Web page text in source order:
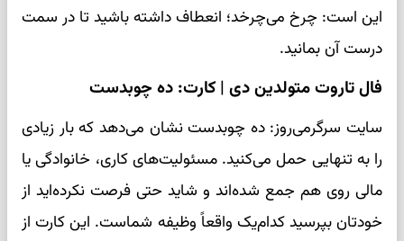
این است: چرخ می‌چرخد؛ انعطاف داشته باشید تا در سمت
درست آن بمانید.
فال تاروت متولدین دی | کارت: ده چوبدست
سایت سرگرمی‌روز: ده چوبدست نشان می‌دهد که بار زیادی
را به تنهایی حمل می‌کنید. مسئولیت‌های کاری، خانوادگی یا
مالی روی هم جمع شده‌اند و شاید حتی فرصت نکرده‌اید از
خودتان بپرسید کدام‌یک واقعاً وظیفه شماست. این کارت از